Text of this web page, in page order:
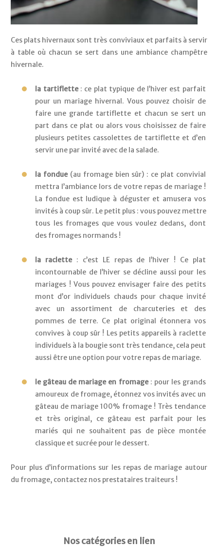
Ces plats hivernaux sont très conviviaux et parfaits à servir
à table où chacun se sert dans une ambiance champêtre
hivernale.
la tartiflette : ce plat typique de l’hiver est parfait
pour un mariage hivernal. Vous pouvez choisir de
faire une grande tartiflette et chacun se sert un
part dans ce plat ou alors vous choisissez de faire
plusieurs petites cassolettes de tartiflette et d’en
servir une par invité avec de la salade.
la fondue (au fromage bien sûr) : ce plat convivial
mettra l’ambiance lors de votre repas de mariage !
La fondue est ludique à déguster et amusera vos
invités à coup sûr. Le petit plus : vous pouvez mettre
tous les fromages que vous voulez dedans, dont
des fromages normands !
la raclette : c’est LE repas de l’hiver ! Ce plat
incontournable de l’hiver se décline aussi pour les
mariages ! Vous pouvez envisager faire des petits
mont d’or individuels chauds pour chaque invité
avec un assortiment de charcuteries et des
pommes de terre. Ce plat original étonnera vos
convives à coup sûr ! Les petits appareils à raclette
individuels à la bougie sont très tendance, cela peut
aussi être une option pour votre repas de mariage.
le gâteau de mariage en fromage : pour les grands
amoureux de fromage, étonnez vos invités avec un
gâteau de mariage 100% fromage ! Très tendance
et très original, ce gâteau est parfait pour les
mariés qui ne souhaitent pas de pièce montée
classique et sucrée pour le dessert.
Pour plus d’informations sur les repas de mariage autour
du fromage, contactez nos prestataires traiteurs !
Nos catégories en lien